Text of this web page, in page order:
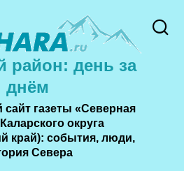
район: день за
днём
газеты «Северная
округа
край): события, люди,
Cевера